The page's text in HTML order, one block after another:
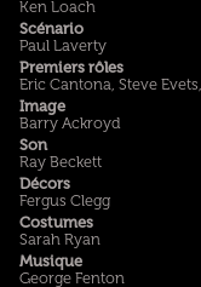
Ken Loach
Scénario
Paul Laverty
Premiers rôles
Eric Cantona, Steve
Image
Barry Ackroyd
Son
Ray Beckett
Décors
Fergus Clegg
Costumes
Sarah Ryan
Musique
George Fenton